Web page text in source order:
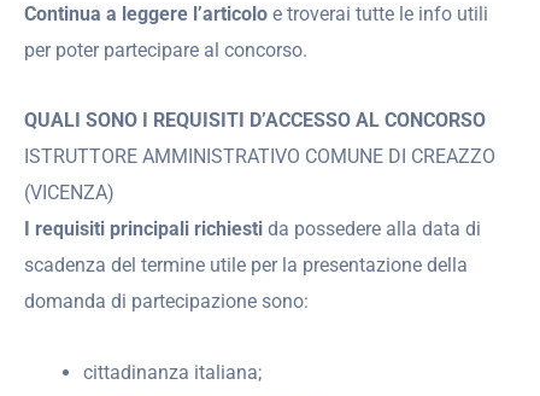
Continua a leggere l’articolo e troverai tutte le info utili
per poter partecipare al concorso.
QUALI SONO I REQUISITI D’ACCESSO AL CONCORSO
ISTRUTTORE AMMINISTRATIVO COMUNE DI CREAZZO
(VICENZA)
I requisiti principali richiesti da possedere alla data di
scadenza del termine utile per la presentazione della
domanda di partecipazione sono:
cittadinanza italiana;